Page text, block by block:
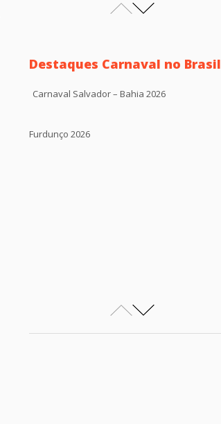
Destaques Carnaval no Brasil
Carnaval Salvador – Bahia 2026
Furdunço 2026